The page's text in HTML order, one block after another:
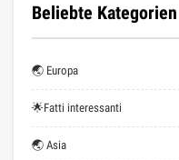
Beliebte Kategorien
🌏 Europa
🌟Fatti interessanti
🌏 Asia